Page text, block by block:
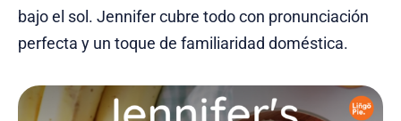
bajo el sol. Jennifer cubre todo con pronunciación
perfecta y un toque de familiaridad doméstica.